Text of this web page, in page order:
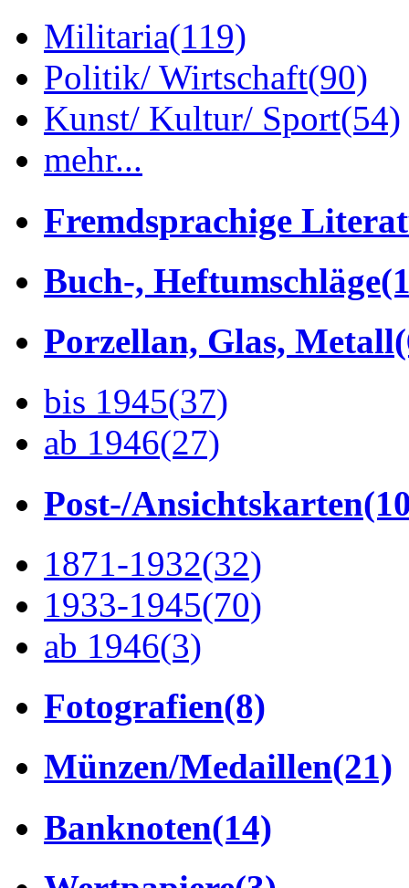
Militaria(119)
Politik/ Wirtschaft(90)
Kunst/ Kultur/ Sport(54)
mehr...
Fremdsprachige
Buch-, Heftumschläge
Porzellan, Glas, Metall
bis 1945(37)
ab 1946(27)
Post-/Ansichtskarten
1871-1932(32)
1933-1945(70)
ab 1946(3)
Fotografien(8)
Münzen/Medaillen(21)
Banknoten(14)